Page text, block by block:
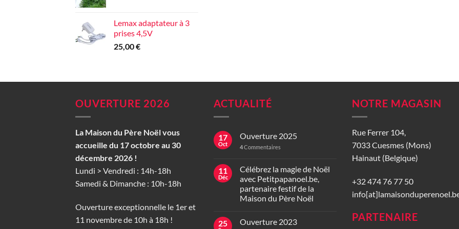
Lemax adaptateur à 3
prises 4,5V
25,00€
OUVERTURE 2026
La Maison du Père Noël vous
accueille du 17 octobre au 30
décembre 2026 !
Lundi > Vendredi : 14h-18h
Samedi & Dimanche : 10h-18h
Ouverture exceptionnelle le 1er et
11 novembre de 10h à 18h !
ACTUALITÉ
17
Oct
Ouverture 2025
4Commentaires
11
Déc
Célébrez la magie de Noël
avec Petitpapanoel.be,
partenaire festif de la
Maison du Père Noël
25 Ouverture 2023
NOTRE MAGASIN
Rue Ferrer 104,
7033 Cuesmes (Mons)
Hainaut (Belgique)
+32 474 76 77 50
PARTENAIRE